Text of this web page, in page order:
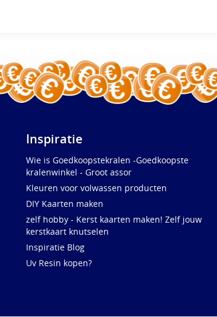
Inspiratie
Wie is Goedkoopstekralen -Goedkoopste
kralenwinkel - Groot assor
Kleuren voor volwassen producten
DIY Kaarten maken
zelf hobby - Kerst kaarten maken! Zelf jouw
kerstkaart knutselen
Inspiratie Blog
Uv Resin kopen?